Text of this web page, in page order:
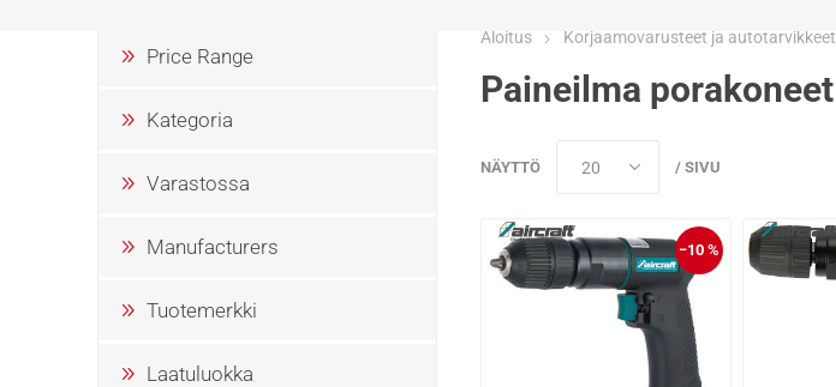
Aloitus Korjaamovarusteet ja autotarvikkeet
Paineilma porakoneet
NÄYTTÖ / SIVU
−10 %
Price Range
Kategoria
Varastossa
Manufacturers
Tuotemerkki
Laatuluokka